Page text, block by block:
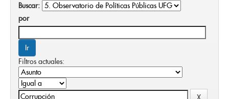
Buscar:
por
Filtros actuales: